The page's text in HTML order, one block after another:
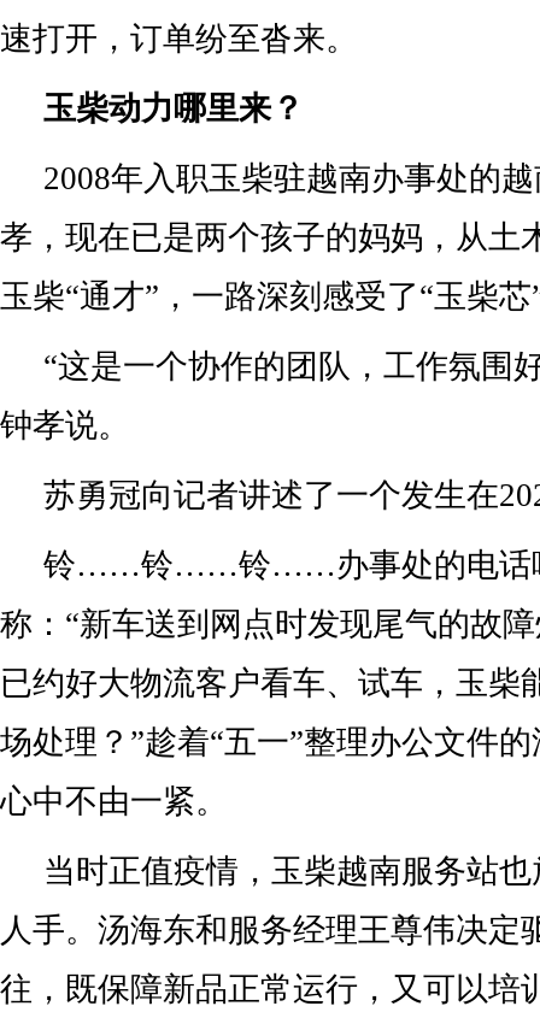
速打开，订单纷至沓来。
玉柴动力哪里来？
2008年入职玉柴驻越南办事处的
孝，现在已是两个孩子的妈妈，从土
玉柴“通才”，一路深刻感受了“玉柴
“这是一个协作的团队，工作氛围
钟孝说。
苏勇冠向记者讲述了一个发生在
铃……铃……铃……办事处的电话
称：“新车送到网点时发现尾气的故
已约好大物流客户看车、试车，玉柴
场处理？”趁着“五一”整理办公文件
心中不由一紧。
当时正值疫情，玉柴越南服务站
人手。汤海东和服务经理王尊伟决定
往，既保障新品正常运行，又可以培